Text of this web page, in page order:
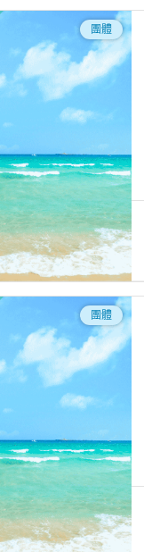
團體
團體